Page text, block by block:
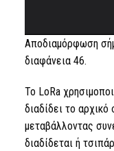
Αποδιαμόρφωση
διαφάνεια 46.
Το LoRa
διαδίδει το
μεταβάλλοντας
διαδίδεται ή